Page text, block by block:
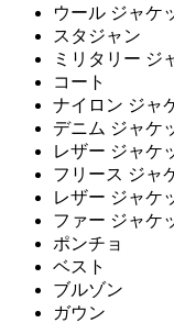
ウール ジャケ
スタジャン
ミリタリー ジ
コート
ナイロン ジャ
デニム ジャケ
レザー ジャケ
フリース ジャ
レザー ジャケ
ファー ジャケ
ポンチョ
ベスト
ブルゾン
ガウン